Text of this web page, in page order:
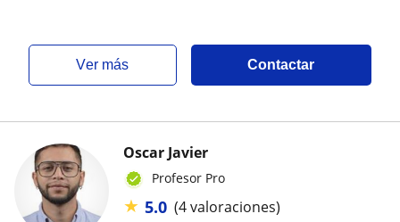
ver más Contactar
Oscar Javier
Profesor Pro
★ 5.0 (4 valoraciones)